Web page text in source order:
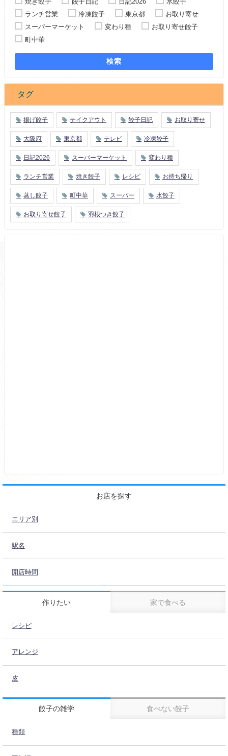
焼き餃子 餃子日記 日記2026
水餃子
ランチ営業
冷凍餃子 東京都
お取り寄せ
スーパーマーケット
変わり種
お取り寄せ餃子
町中華
検索
タグ
揚げ餃子 テイクアウト 餃子日記 お取り寄せ
大阪府 東京都 テレビ 冷凍餃子
日記2026 スーパーマーケット 変わり種
ランチ営業 焼き餃子 レシピ お持ち帰り
蒸し餃子 町中華 スーパー 水餃子
お取り寄せ餃子 羽根つき餃子
お店を探す
エリア別
駅名
開店時間
作りたい 家で食べる
レシピ
アレンジ
皮
餃子の雑学 食べない餃子
種類